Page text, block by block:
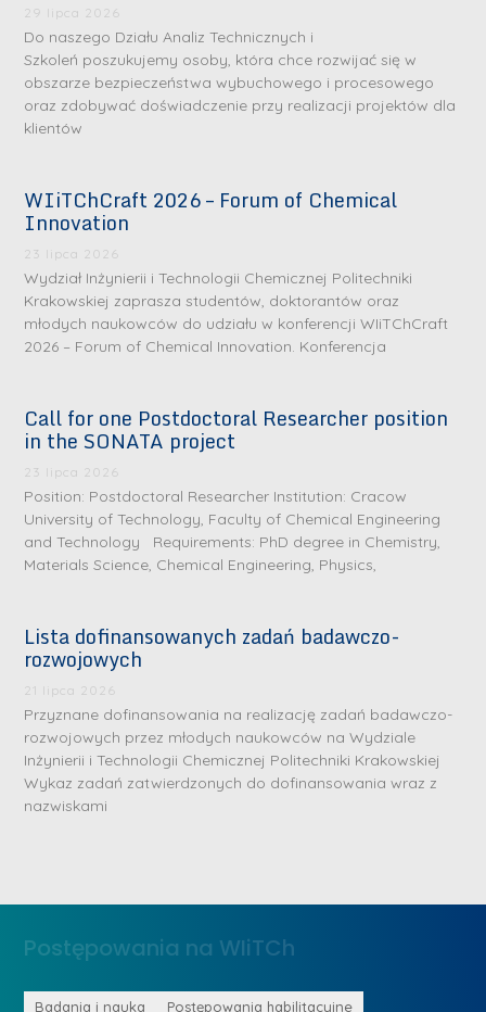
29 lipca 2026
Do naszego Działu Analiz Technicznych i
Szkoleń poszukujemy osoby, która chce rozwijać się w
obszarze bezpieczeństwa wybuchowego i procesowego
oraz zdobywać doświadczenie przy realizacji projektów dla
klientów
WIiTChCraft 2026 – Forum of Chemical
Innovation
23 lipca 2026
Wydział Inżynierii i Technologii Chemicznej Politechniki
Krakowskiej zaprasza studentów, doktorantów oraz
młodych naukowców do udziału w konferencji WIiTChCraft
2026 – Forum of Chemical Innovation. Konferencja
Call for one Postdoctoral Researcher position
in the SONATA project
23 lipca 2026
Position: Postdoctoral Researcher Institution: Cracow
University of Technology, Faculty of Chemical Engineering
and Technology Requirements: PhD degree in Chemistry,
Materials Science, Chemical Engineering, Physics,
Lista dofinansowanych zadań badawczo-
rozwojowych
21 lipca 2026
Przyznane dofinansowania na realizację zadań badawczo-
rozwojowych przez młodych naukowców na Wydziale
Inżynierii i Technologii Chemicznej Politechniki Krakowskiej
Wykaz zadań zatwierdzonych do dofinansowania wraz z
nazwiskami
Postępowania na WIiTCh
Badania i nauka Postępowania habilitacyjne
S
r
e
b
r
n
d
a
e
D
ż
M